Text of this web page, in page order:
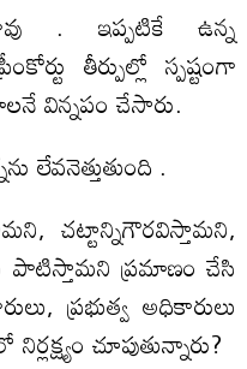
. ఇప్పటికే ఉన్న
తీర్పుల్లో స్పష్టంగా
విన్నపం చేసారు.
లేవనెత్తుతుంది .
చట్టాన్నిగౌరవిస్తామని,
పాటిస్తామని ప్రమాణం చేసి
ప్రభుత్వ అధికారులు
చూపుతున్నారు?